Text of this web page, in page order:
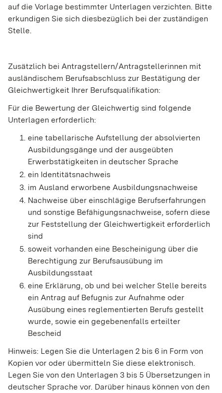
auf die Vorlage bestimmter Unterlagen verzichten. Bitte
erkundigen Sie sich diesbezüglich bei der zuständigen
Stelle.
Zusätzlich bei Antragstellern/Antragstellerinnen mit
ausländischem Berufsabschluss zur Bestätigung der
Gleichwertigkeit Ihrer Berufsqualifikation:
Für die Bewertung der Gleichwertig sind folgende
Unterlagen erforderlich:
eine tabellarische Aufstellung der absolvierten
Ausbildungsgänge und der ausgeübten
Erwerbstätigkeiten in deutscher Sprache
ein Identitätsnachweis
im Ausland erworbene Ausbildungsnachweise
Nachweise über einschlägige Berufserfahrungen
und sonstige Befähigungsnachweise, sofern diese
zur Feststellung der Gleichwertigkeit erforderlich
sind
soweit vorhanden eine Bescheinigung über die
Berechtigung zur Berufsausübung im
Ausbildungsstaat
eine Erklärung, ob und bei welcher Stelle bereits
ein Antrag auf Befugnis zur Aufnahme oder
Ausübung eines reglementierten Berufs gestellt
wurde, sowie ein gegebenenfalls erteilter
Bescheid
Hinweis: Legen Sie die Unterlagen 2 bis 6 in Form von
Kopien vor oder übermitteln Sie diese elektronisch.
Legen Sie von den Unterlagen 3 bis 5 Übersetzungen in
deutscher Sprache vor. Darüber hinaus können von den